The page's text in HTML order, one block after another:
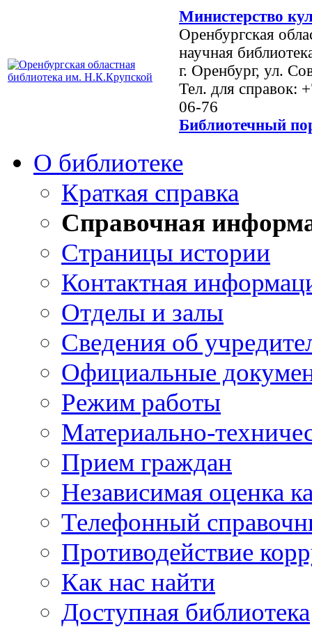
Министерство
Оренбургская
научная
г. Оренбург, ул.
Тел. для справок:
06-76
Библиотечный
О библиотеке
Краткая справка
Справочная
Страницы истории
Контактная
Отделы и залы
Сведения об
Официальные
Режим работы
Материально-
Прием граждан
Независимая оценка
Телефонный
Противодействие
Как нас найти
Доступная библиотека